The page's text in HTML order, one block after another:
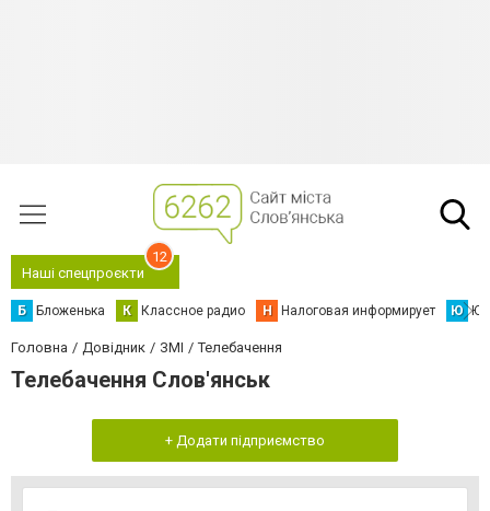
Наші спецпроєкти
12
Б Бложенька К Классное радио Н Налоговая информирует Ю
Головна Довідник ЗМІ Телебачення
Телебачення Слов'янськ
+ Додати підприємство